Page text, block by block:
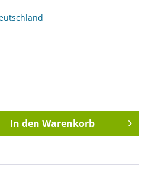
In den Warenkorb